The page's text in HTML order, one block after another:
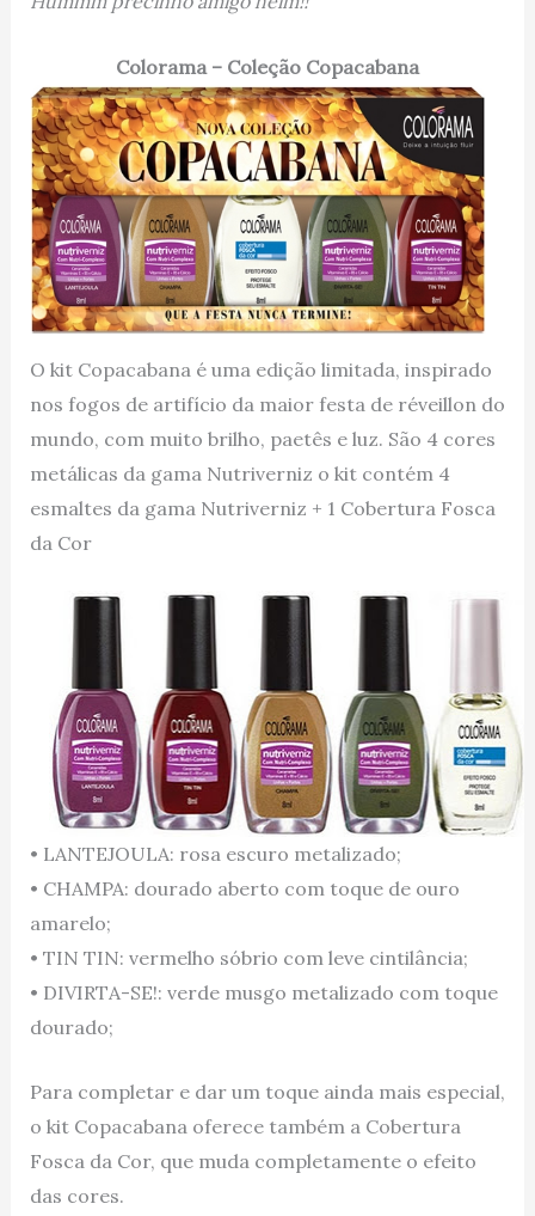
Colorama – Coleção Copacabana
O kit Copacabana é uma edição limitada, inspirado
nos fogos de artifício da maior festa de réveillon do
mundo, com muito brilho, paetês e luz. São 4 cores
metálicas da gama Nutriverniz o kit contém 4
esmaltes da gama Nutriverniz + 1 Cobertura Fosca
da Cor
• LANTEJOULA: rosa escuro metalizado;
• CHAMPA: dourado aberto com toque de ouro
amarelo;
• TIN TIN: vermelho sóbrio com leve cintilância;
• DIVIRTA-SE!: verde musgo metalizado com toque
dourado;
Para completar e dar um toque ainda mais especial,
o kit Copacabana oferece também a Cobertura
Fosca da Cor, que muda completamente o efeito
das cores.